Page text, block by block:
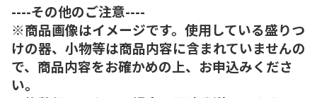
----その他のご注意----
※商品画像はイメージです。使用している盛りつ
けの器、小物等は商品内容に含まれていませんの
で、商品内容をお確かめの上、お申込みくださ
い。